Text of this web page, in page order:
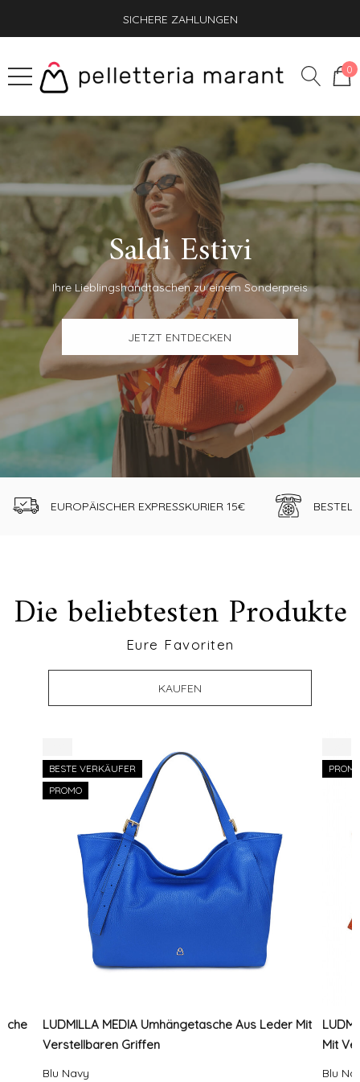
SICHERE ZAHLUNGEN
EXPRESSVERSAND + GESCHENK AUF BESTELLUNG
0
Saldi Estivi
Ihre Lieblingshandtaschen zu einem Sonderpreis
JETZT ENTDECKEN
EUROPÄISCHER EXPRESSKURIER 15€
Die beliebtesten Produkte
Eure Favoriten
KAUFEN
BESTE VERKÄUFER
PROMO
LUDMILLA MEDIA Umhängetasche Aus Leder Mit
Verstellbaren Griffen
Blu Navy
Mit
Blu